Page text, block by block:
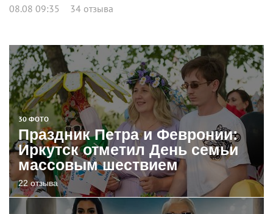
08.08 09:35 34 отзыва
30 ФОТО
Праздник Петра и Февронии:
Иркутск отметил День семьи
массовым шествием
22 отзыва